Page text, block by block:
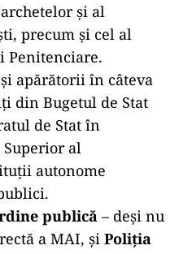
și al
precum și cel al
Penitenciare.
apărătorii în câteva
din Bugetul de Stat
de Stat în
al
autonome
publică – deşi nu
a MAI, și Poliția